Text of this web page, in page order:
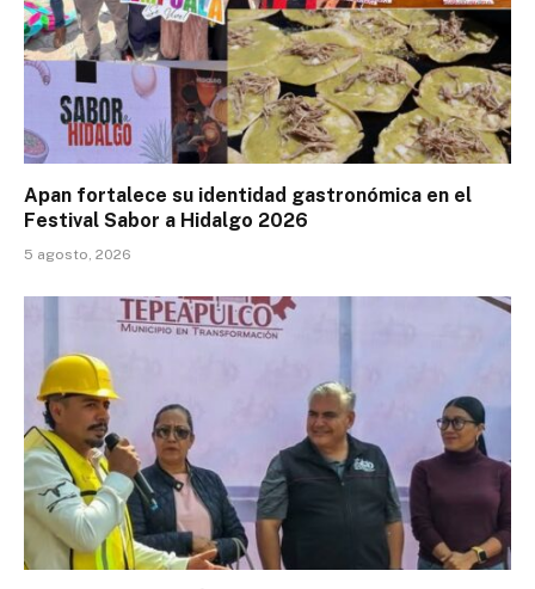
Apan fortalece su identidad gastronómica en el
Festival Sabor a Hidalgo 2026
5 agosto, 2026